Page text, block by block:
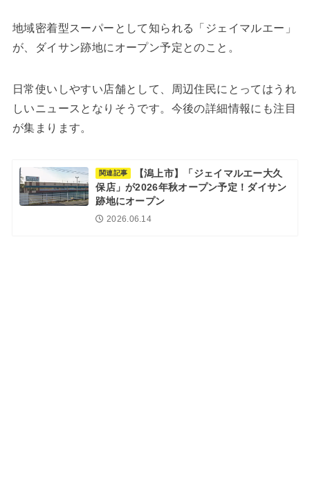
地域密着型スーパーとして知られる「ジェイマルエー」
が、ダイサン跡地にオープン予定とのこと。
日常使いしやすい店舗として、周辺住民にとってはうれ
しいニュースとなりそうです。今後の詳細情報にも注目
が集まります。
関連記事
【潟上市】「ジェイマルエー大久
保店」が2026年秋オープン予定！ダイサン
跡地にオープン
2026.06.14